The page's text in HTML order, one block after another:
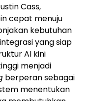
Cass,
cepat menuju
kebutuhan
yang siap
AI kini
menjadi
berperan sebagai
menentukan